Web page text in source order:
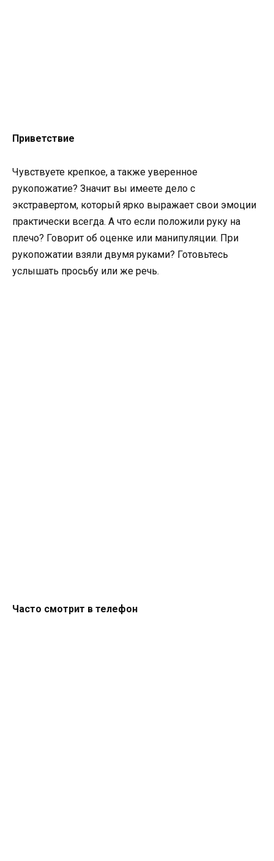
Приветствие
Чувствуете крепкое, а также уверенное
рукопожатие? Значит вы имеете дело с
экстравертом, который ярко выражает свои эмоции
практически всегда. А что если положили руку на
плечо? Говорит об оценке или манипуляции. При
рукопожатии взяли двумя руками? Готовьтесь
услышать просьбу или же речь.
Часто смотрит в телефон